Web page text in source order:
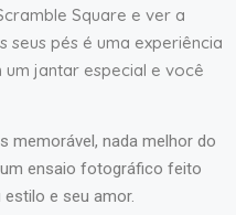
Square e ver a
seus pés é uma experiência
um jantar especial e você
memorável, nada melhor do
ensaio fotográfico feito
e seu amor.